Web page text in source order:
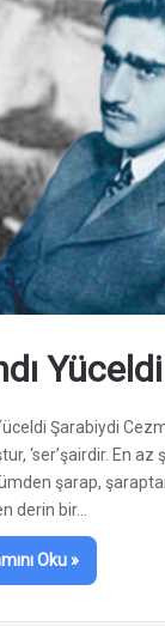
Şarabiydi
‘ser’şairdir. En
şarap,
derin bir…
Oku »